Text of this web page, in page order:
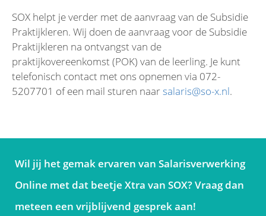
SOX helpt je verder met de aanvraag van de Subsidie
Praktijkleren. Wij doen de aanvraag voor de Subsidie
Praktijkleren na ontvangst van de
praktijkovereenkomst (POK) van de leerling. Je kunt
telefonisch contact met ons opnemen via 072-
5207701 of een mail sturen naarsalaris@so-x.nl.
Wil jij het gemak ervaren van Salarisverwerking
Online met dat beetje Xtra van SOX? Vraag dan
meteen een vrijblijvend gesprek aan!